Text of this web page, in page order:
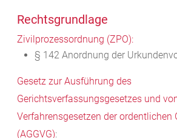
Rechtsgrundlage
Zivilprozessordnung (ZPO):
§ 142 Anordnung der
Gesetz zur Ausführung des
Gerichtsverfassungsgesetzes und
Verfahrensgesetzen der ordentlichen
(AGGVG):